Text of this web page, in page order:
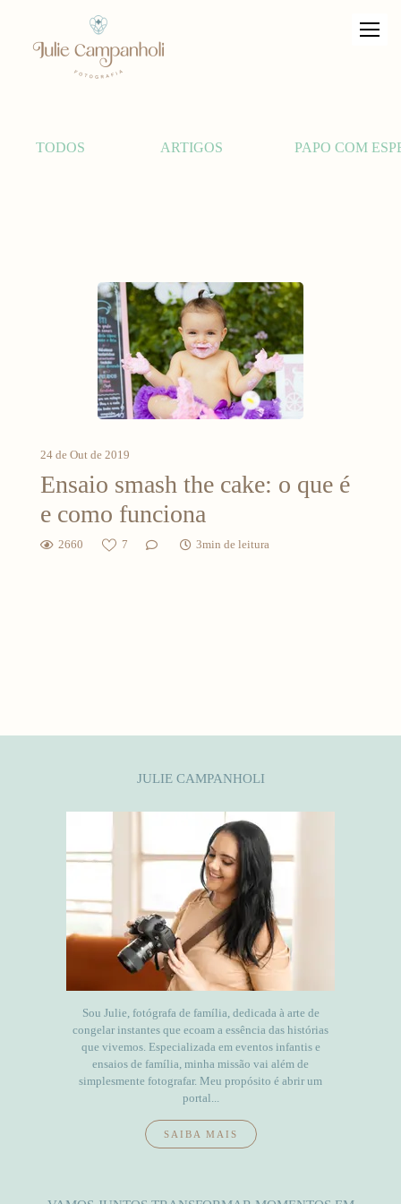
TODOS ARTIGOS PAPO COM
24 de Out de 2019
Ensaio smash the cake: o que é
e como funciona
2660 7 3min de leitura
JULIE CAMPANHOLI
Sou Julie, fotógrafa de família, dedicada à arte de
congelar instantes que ecoam a essência das histórias
que vivemos. Especializada em eventos infantis e
ensaios de família, minha missão vai além de
simplesmente fotografar. Meu propósito é abrir um
portal...
SAIBA MAIS